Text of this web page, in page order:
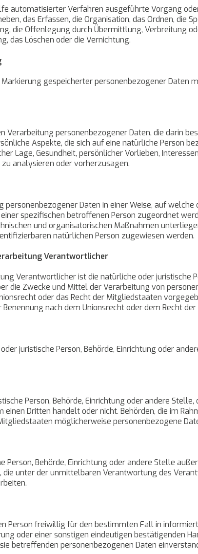
automatisierter Verfahren ausgeführte Vorgang
das Erfassen, die Organisation, das Ordnen, die
die Offenlegung durch Übermittlung, Verbreitung
das Löschen oder die Vernichtung.
gespeicherter personenbezogener Daten
personenbezogener Daten, die darin
Aspekte, die sich auf eine natürliche Person
Lage, Gesundheit, persönlicher Vorlieben,
analysieren oder vorherzusagen.
personenbezogener Daten in einer Weise, auf
spezifischen betroffenen Person zugeordnet
und organisatorischen Maßnahmen
natürlichen Person zugewiesen werden.
Verantwortlicher
Verantwortlicher ist die natürliche oder juristische
die Zwecke und Mittel der Verarbeitung von
oder das Recht der Mitgliedstaaten
nach dem Unionsrecht oder dem Recht
juristische Person, Behörde, Einrichtung oder
Person, Behörde, Einrichtung oder andere
einen Dritten handelt oder nicht. Behörden, die im
möglicherweise personenbezogene
Person, Behörde, Einrichtung oder andere Stelle
die unter der unmittelbaren Verantwortung des
Person freiwillig für den bestimmten Fall in
oder einer sonstigen eindeutigen bestätigenden
betreffenden personenbezogenen Daten